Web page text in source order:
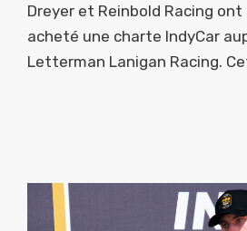
Dreyer et Reinbold Racing
acheté une charte IndyCar
Letterman Lanigan Racing.